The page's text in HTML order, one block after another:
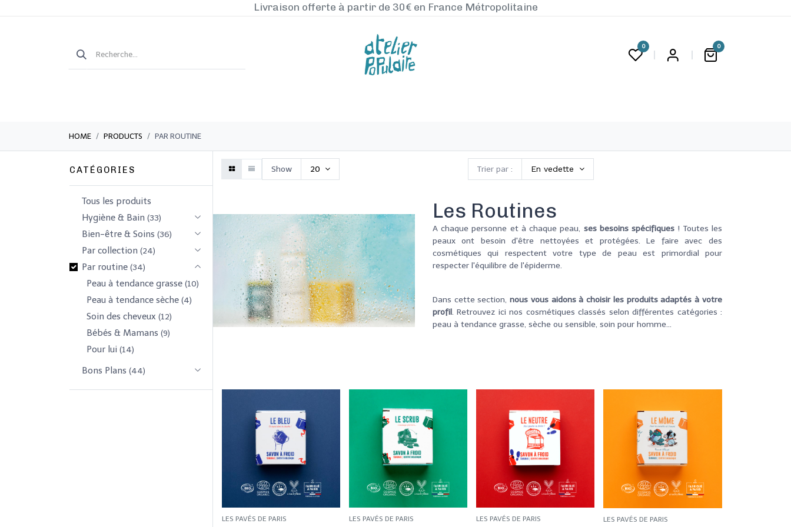
Livraison offerte à partir de 30€ en France Métropolitaine
0 0
HOME PRODUCTS PAR ROUTINE
CATÉGORIES
Tous les produits
​Hygiène & Bain (33)
​​​Bien-être & Soins (36)
Par collection (24)
Par routine (34)
Peau à tendance grasse (10)
Peau à tendance sèche (4)
Soin des cheveux (12)
Bébés & Mamans (9)
Pour lui (14)
Bons Plans (44)
Trier par : En vedette
Show 20
Les Routines
A chaque personne et à chaque peau, ses besoins spécifiques ! Toutes les
peaux ont besoin d'être nettoyées et protégées. Le faire avec des
cosmétiques qui respectent votre type de peau est primordial pour
respecter l'équilibre de l'épiderme.
Dans cette section,nous vous aidons à choisir les produits adaptés à votre
profil. Retrouvez ici nos cosmétiques classés selon différentes catégories :
peau à tendance grasse, sèche ou sensible, soin pour homme...
LES PAVÉS DE PARIS LES PAVÉS DE PARIS LES PAVÉS DE PARIS LES PAVÉS DE PARIS